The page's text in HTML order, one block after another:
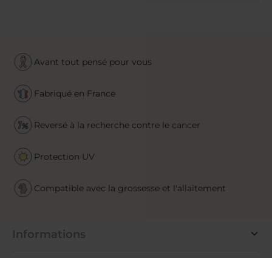
Avant tout pensé pour vous
Fabriqué en France
Reversé à la recherche contre le cancer
Protection UV
Compatible avec la grossesse et l'allaitement
Informations